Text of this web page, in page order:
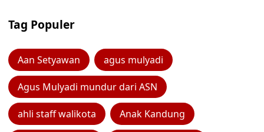
Tag Populer
Aan Setyawan agus mulyadi
Agus Mulyadi mundur dari ASN
ahli staff walikota Anak Kandung